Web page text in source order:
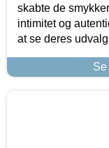
skabte de
intimitet og
at se deres